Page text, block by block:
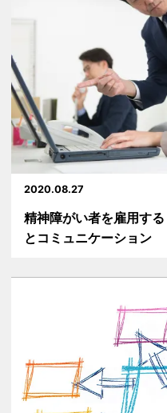
2020.08.27
精神障がい者を雇用す
とコミュニケーション